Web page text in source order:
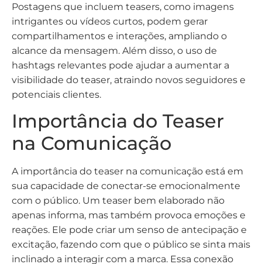
Postagens que incluem teasers, como imagens
intrigantes ou vídeos curtos, podem gerar
compartilhamentos e interações, ampliando o
alcance da mensagem. Além disso, o uso de
hashtags relevantes pode ajudar a aumentar a
visibilidade do teaser, atraindo novos seguidores e
potenciais clientes.
Importância do Teaser
na Comunicação
A importância do teaser na comunicação está em
sua capacidade de conectar-se emocionalmente
com o público. Um teaser bem elaborado não
apenas informa, mas também provoca emoções e
reações. Ele pode criar um senso de antecipação e
excitação, fazendo com que o público se sinta mais
inclinado a interagir com a marca. Essa conexão